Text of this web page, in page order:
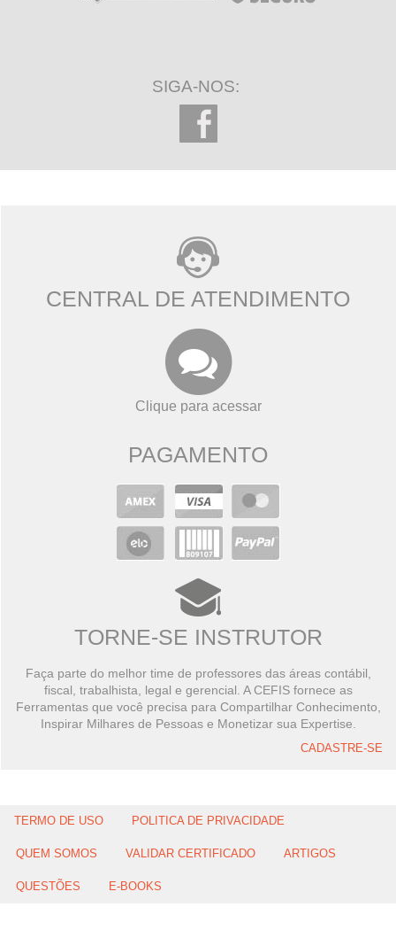
SIGA-NOS:
CENTRAL DE ATENDIMENTO
Clique para acessar
PAGAMENTO
TORNE-SE INSTRUTOR
Faça parte do melhor time de professores das áreas contábil,
fiscal, trabalhista, legal e gerencial. A CEFIS fornece as
Ferramentas que você precisa para Compartilhar Conhecimento,
Inspirar Milhares de Pessoas e Monetizar sua Expertise.
CADASTRE-SE
TERMO DE USO POLITICA DE PRIVACIDADE
QUEM SOMOS VALIDAR CERTIFICADO ARTIGOS
QUESTÕES E-BOOKS